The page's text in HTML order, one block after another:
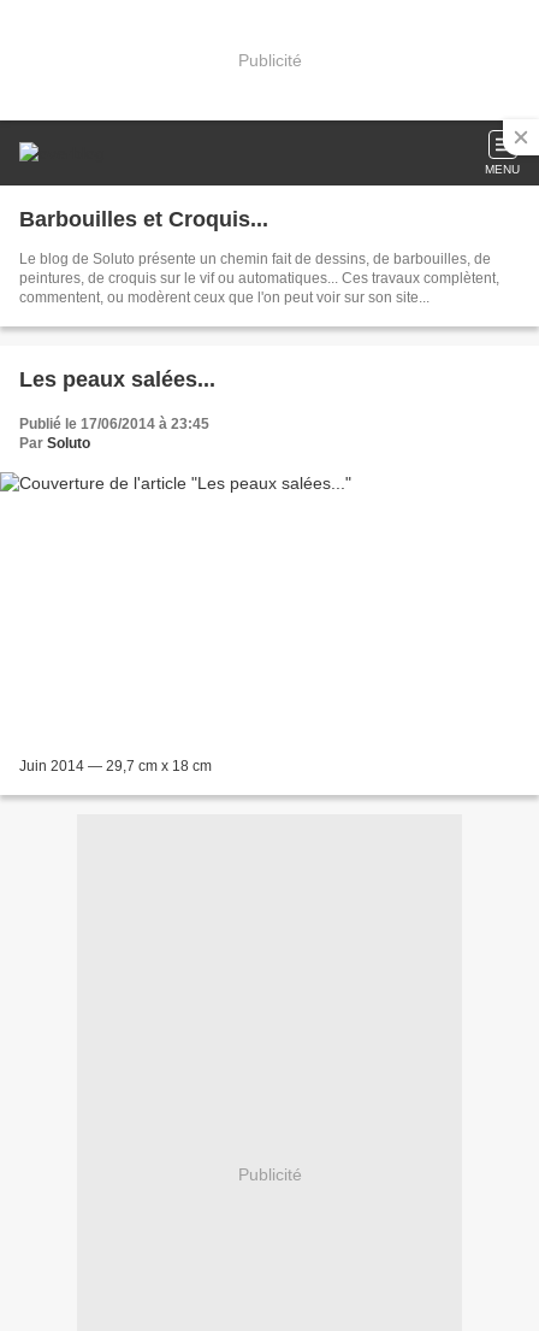
Publicité
MENU
Barbouilles et Croquis...
Le blog de Soluto présente un chemin fait de dessins, de barbouilles, de
peintures, de croquis sur le vif ou automatiques... Ces travaux complètent,
commentent, ou modèrent ceux que l'on peut voir sur son site...
Les peaux salées...
Publié le 17/06/2014 à 23:45
Par Soluto
Juin 2014 — 29,7 cm x 18 cm
Publicité